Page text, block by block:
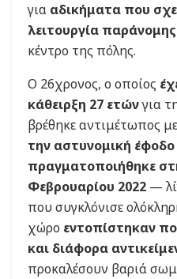
για αδικήματα που
λειτουργία
κέντρο της πόλης.
Ο 26χρονος, ο οποίος
κάθειρξη 27 ετώνγια
βρέθηκε αντιμέτωπος
την αστυνομική
πραγματοποιήθηκε
Φεβρουαρίου 2022 —
που συγκλόνισε
χώρο εντοπίστηκαν
και διάφορα
προκαλέσουν βαριά